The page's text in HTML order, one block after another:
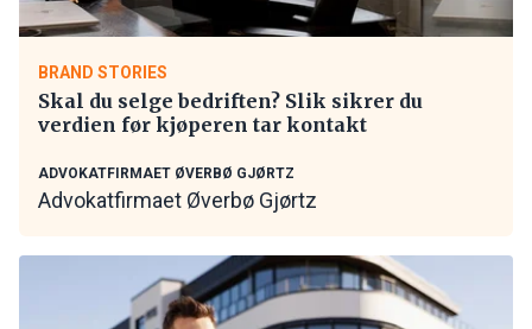
BRAND STORIES
Skal du selge bedriften? Slik sikrer du
verdien før kjøperen tar kontakt
ADVOKATFIRMAET ØVERBØ GJØRTZ
Advokatfirmaet Øverbø Gjørtz